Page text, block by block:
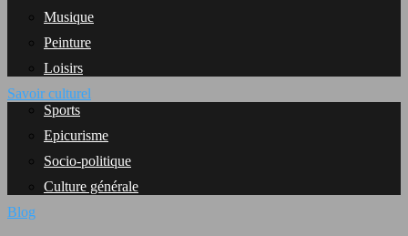
Musique
Peinture
Loisirs
Savoir culturel
Sports
Epicurisme
Socio-politique
Culture générale
Blog